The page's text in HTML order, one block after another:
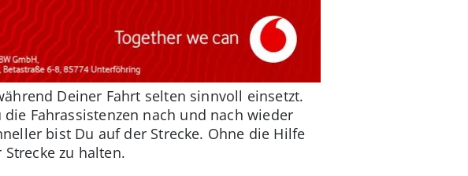
Deiner Fahrt selten sinnvoll einsetzt.
Fahrassistenzen nach und nach wieder
bist Du auf der Strecke. Ohne die Hilfe
zu halten.